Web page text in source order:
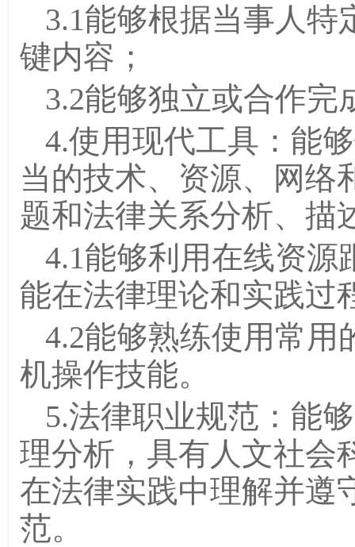
3.1能够根据当事人
键内容；
3.2能够独立或合作完
4.使用现代工具：能
当的技术、资源、网络
题和法律关系分析、描
4.1能够利用在线资源
能在法律理论和实践过
4.2能够熟练使用常用
机操作技能。
5.法律职业规范：能
理分析，具有人文社会
在法律实践中理解并遵
范。